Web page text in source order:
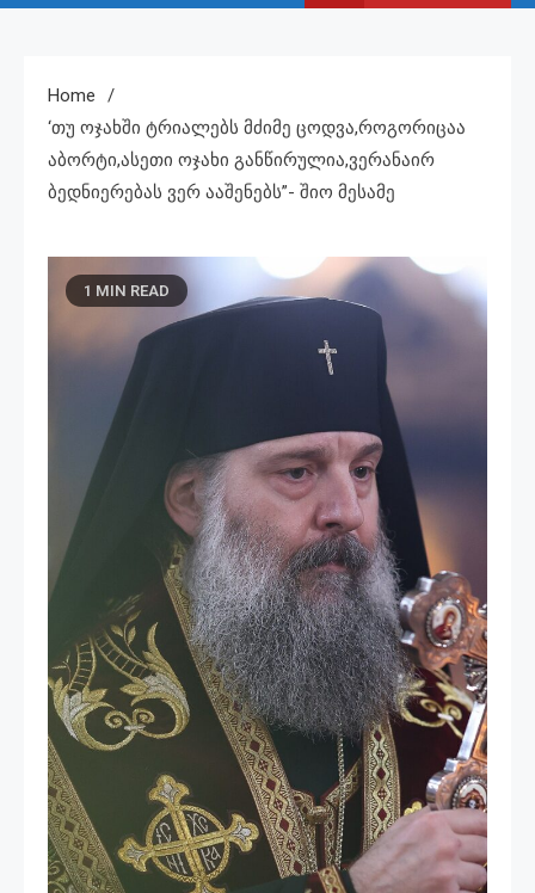
Home
‘თუ Ოჯახში Ტრიალებს Მძიმე Ცოდვა,როგორიცაა
Აბორტი,ასეთი Ოჯახი Განწირულია,ვერანაირ
Ბედნიერებას Ვერ Ააშენებს”- Შიო Მესამე
1 MIN READ